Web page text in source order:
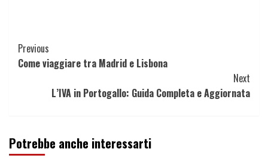
Continue
Reading
Previous
Come viaggiare tra Madrid e Lisbona
Next
L’IVA in Portogallo: Guida Completa e Aggiornata
Potrebbe anche interessarti